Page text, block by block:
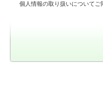
個人情報の取り扱いについてご